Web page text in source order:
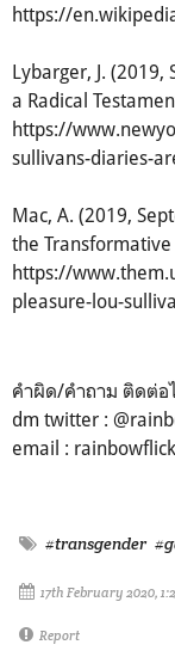
https://
Lybarger, J. (2019,
a Radical
https://
sullivans-diaries-
Mac, A. (2019,
the
https://
pleasure-lou-
คำผิด/คำถาม ติดต่
dm twitter :
email :
#transgender
17th February 2020,
Report